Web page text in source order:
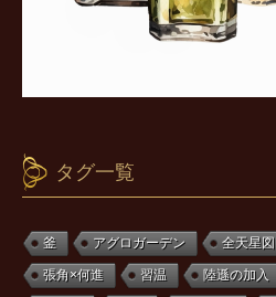
タグ一覧
釜 アグロガーデン 全天星図
張角×何進 習温 陸遜の加入